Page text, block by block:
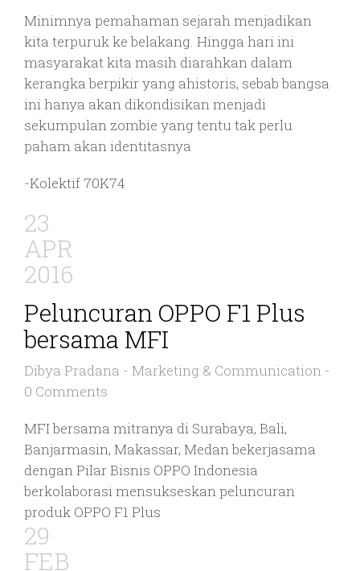
Minimnya pemahaman sejarah menjadikan
kita terpuruk ke belakang. Hingga hari ini
masyarakat kita masih diarahkan dalam
kerangka berpikir yang ahistoris, sebab bangsa
ini hanya akan dikondisikan menjadi
sekumpulan zombie yang tentu tak perlu
paham akan identitasnya
-Kolektif 70K74
23
APR
2016
Peluncuran OPPO F1 Plus
bersama MFI
Dibya Pradana - Marketing & Communication -
0 Comments
MFI bersama mitranya di Surabaya, Bali,
Banjarmasin, Makassar, Medan bekerjasama
dengan Pilar Bisnis OPPO Indonesia
berkolaborasi mensukseskan peluncuran
produk OPPO F1 Plus
29
FEB